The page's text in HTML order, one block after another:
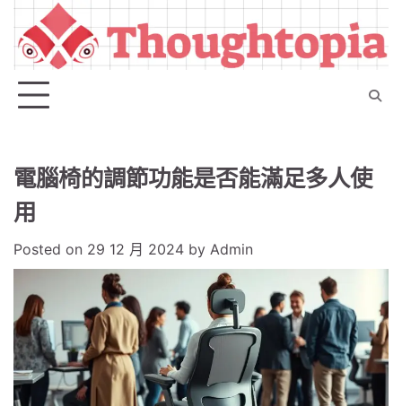
Skip
content
電腦椅的調節功能是否能滿足多人使
用
Posted on 29 12 月 2024 by Admin